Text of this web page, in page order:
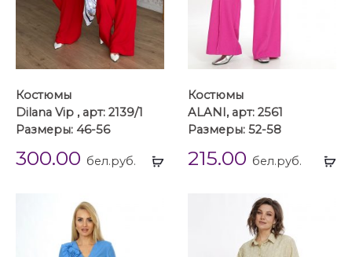
Выбрать
Костюмы
Dilana Vip , арт: 2139/1
Размеры: 46-56
300.00 бел.руб.
Костюмы
ALANI, арт: 2561
Размеры: 52-58
215.00 бел.руб.